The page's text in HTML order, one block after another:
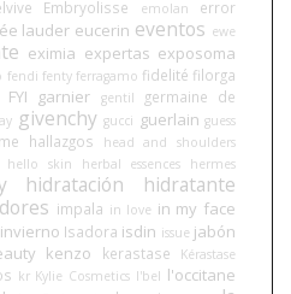
Embryolisse emolan
error
lauder eucerin eventos ewe
eximia expertas exposoma
fendi fenty ferragamo fidelité filorga
FYI garnier gentil
germaine de
givenchy gucci guerlain guess
hallazgos head and shoulders
hello skin herbal essences hermes
hidratación hidratante
impala in love in my face
invierno Isadora isdin issue jabón
kenzo kerastase Kérastase
kr Kylie Cosmetics l'bel l'occitane